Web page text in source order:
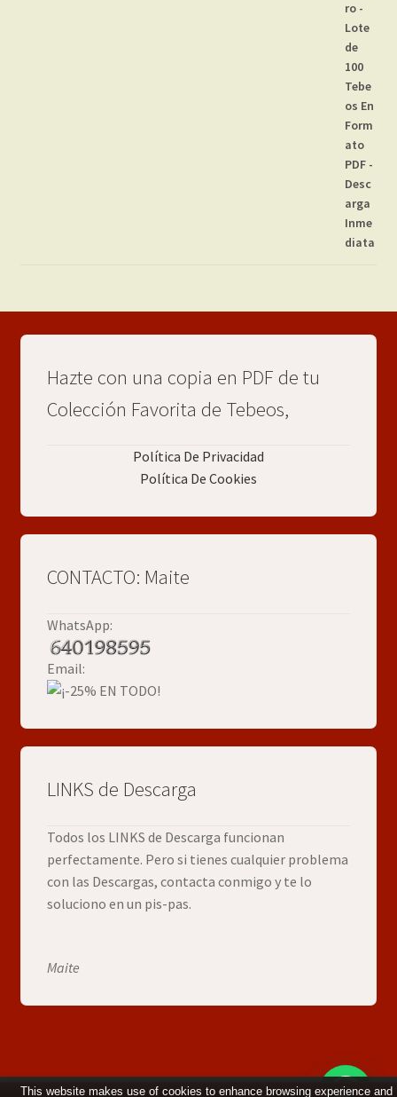
Hazte con una copia en PDF de tu
Colección Favorita de Tebeos,
Política De Privacidad
Política De Cookies
CONTACTO: Maite
WhatsApp:
Email:
LINKS de Descarga
Todos los LINKS de Descarga funcionan
perfectamente. Pero si tienes cualquier problema
con las Descargas, contacta conmigo y te lo
soluciono en un pis-pas.
Maite
This website makes use of cookies to enhance browsing experience and